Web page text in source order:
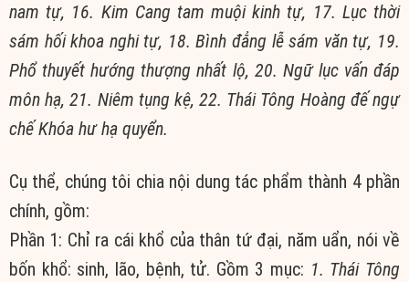
nam tự, 16. Kim Cang tam muội kinh tự, 17. Lục thời
sám hối khoa nghi tự, 18. Bình đẳng lễ sám văn tự, 19.
Phổ thuyết hướng thượng nhất lộ, 20. Ngữ lục vấn đáp
môn hạ, 21. Niêm tụng kệ, 22. Thái Tông Hoàng đế ngự
chế Khóa hư hạ quyển.
Cụ thể, chúng tôi chia nội dung tác phẩm thành 4 phần
chính, gồm:
Phần 1: Chỉ ra cái khổ của thân tứ đại, năm uẩn, nói về
bốn khổ: sinh, lão, bệnh, tử. Gồm 3 mục: 1. Thái Tông